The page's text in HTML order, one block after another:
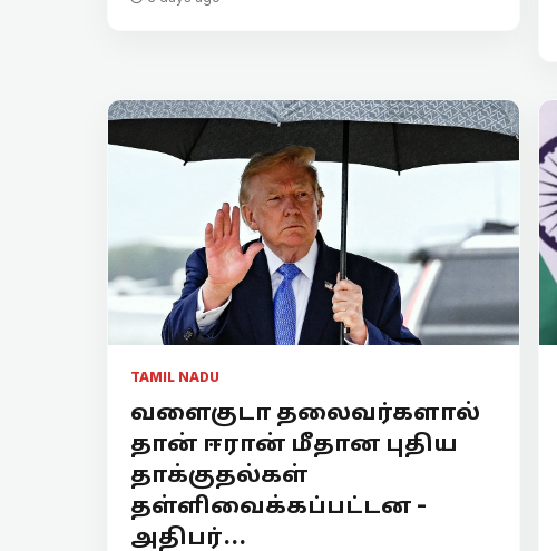
TAMIL NADU
வளைகுடா தலைவர்களால்
தான் ஈரான் மீதான புதிய
தாக்குதல்கள்
தள்ளிவைக்கப்பட்டன -
அதிபர்...